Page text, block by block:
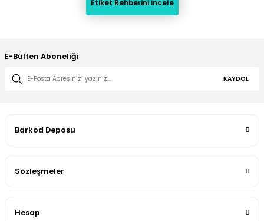
Etiket Rehberini İncele
E-Bülten Aboneliği
KAYDOL
Barkod Deposu
Sözleşmeler
Hesap